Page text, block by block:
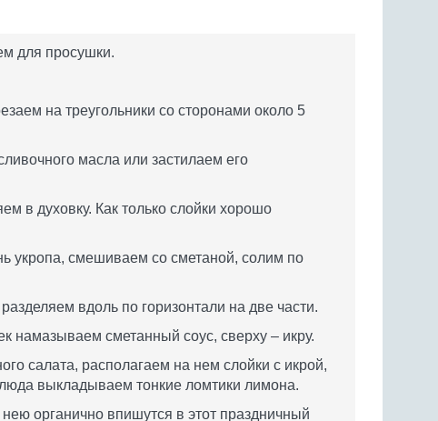
для просушки.
на треугольники со сторонами около 5
масла или застилаем его
в духовку. Как только слойки хорошо
укропа, смешиваем со сметаной, солим по
вдоль по горизонтали на две части.
намазываем сметанный соус, сверху – икру.
салата, располагаем на нем слойки с икрой,
выкладываем тонкие ломтики лимона.
органично впишутся в этот праздничный